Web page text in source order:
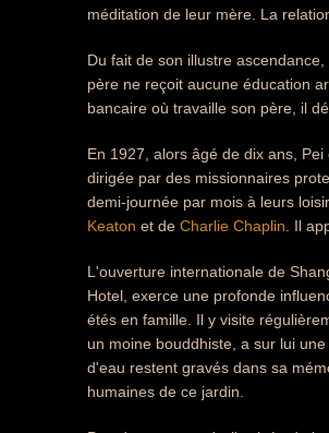
méditation de leur mère. La
Du fait de son illustre
père ne reçoit aucune éducation
bancaire où travaille son père, il
En 1927, alors âgé de dix ans,
dirigée par des missionnaires
demi-journée par mois à leurs
Keaton et de Charlie Chaplin . Il
L'ouverture internationale de
Hotel, exerce une profonde
étés en famille. Il y visite
un moine bouddhiste, a sur lui
d'eau restent gravés dans sa
humaines de ce jardin.